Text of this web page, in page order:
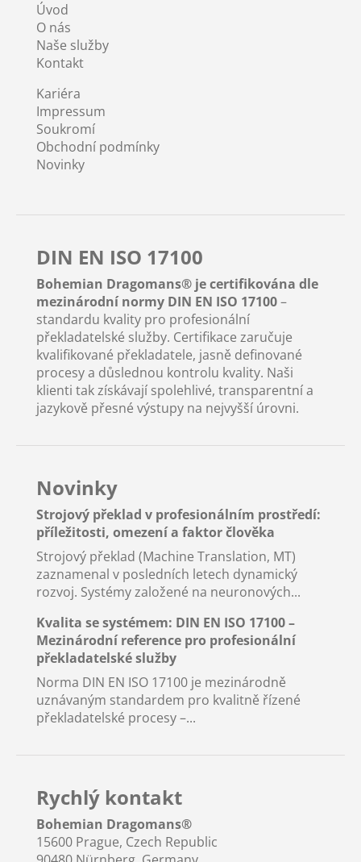
Úvod
O nás
Naše služby
Kontakt
Kariéra
Impressum
Soukromí
Obchodní podmínky
Novinky
DIN EN ISO 17100
Bohemian Dragomans® je certifikována dle
mezinárodní normy DIN EN ISO 17100–
standardu kvality pro profesionální
překladatelské služby. Certifikace zaručuje
kvalifikované překladatele, jasně definované
procesy a důslednou kontrolu kvality. Naši
klienti tak získávají spolehlivé, transparentní a
jazykově přesné výstupy na nejvyšší úrovni.
Novinky
Strojový překlad v profesionálním prostředí:
příležitosti, omezení a faktor člověka
Strojový překlad (Machine Translation, MT)
zaznamenal v posledních letech dynamický
rozvoj. Systémy založené na neuronových...
Kvalita se systémem: DIN EN ISO 17100 –
Mezinárodní reference pro profesionální
překladatelské služby
Norma DIN EN ISO 17100 je mezinárodně
uznávaným standardem pro kvalitně řízené
překladatelské procesy –...
Rychlý kontakt
Bohemian Dragomans®
15600 Prague, Czech Republic